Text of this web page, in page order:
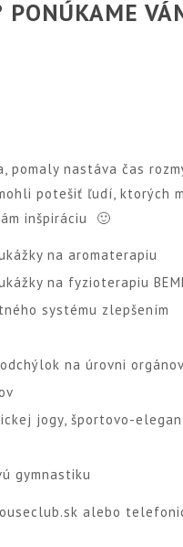
PONÚKAME
pomaly nastáva čas
potešiť ľudí, ktorých
inšpiráciu 🙂
naaromaterapiu
na fyzioterapiu
systému zlepšením
na úrovni
jogy,športovo-
gymnastiku
alebo